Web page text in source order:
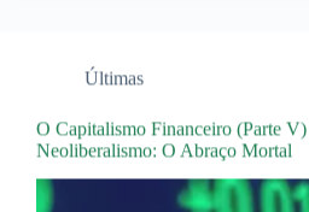
Últimas
O Capitalismo Financeiro (Parte V)
Neoliberalismo: O Abraço Mortal